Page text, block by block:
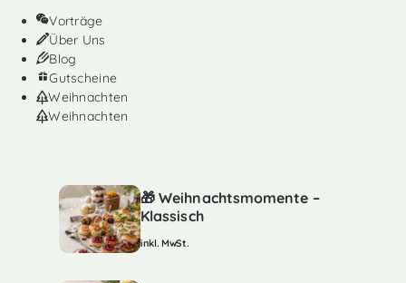
Vorträge
Über Uns
Blog
Gutscheine
Weihnachten
Weihnachten
🎁 Weihnachtsmomente –
Klassisch
inkl. MwSt.